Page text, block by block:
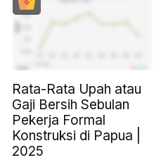
Rata-Rata Upah atau
Gaji Bersih Sebulan
Pekerja Formal
Konstruksi di Papua |
2025